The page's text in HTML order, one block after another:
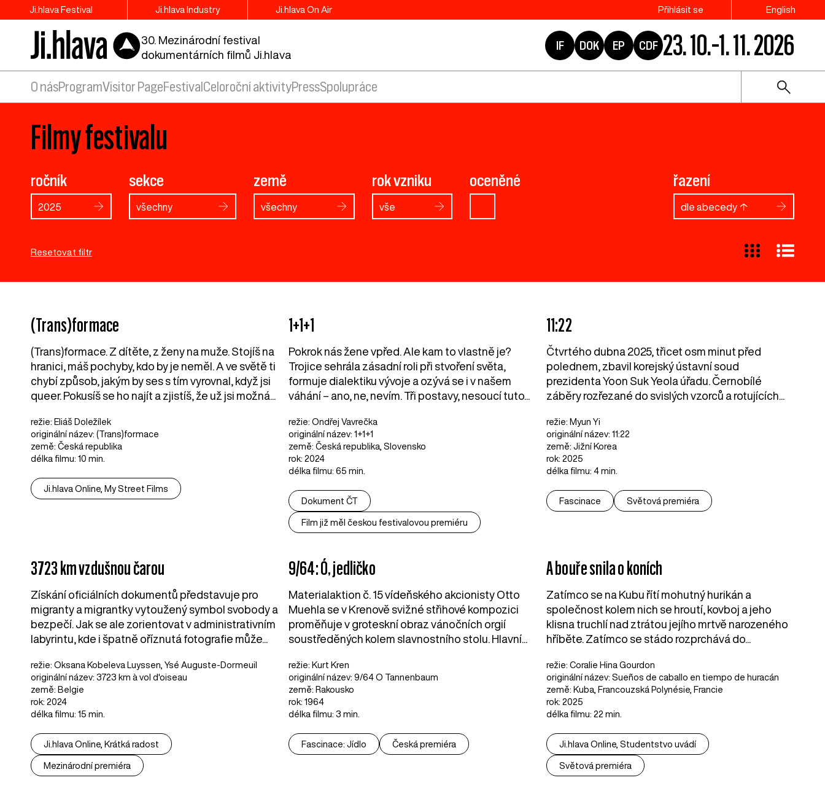
Ji.hlava Festival Ji.hlava Industry Ji.hlava On Air Přihlásit se English
30. Mezinárodní festival
dokumentárních filmů Ji.hlava
IF DOK EP CDF 23. 10.–1. 11. 2026
O násProgramVisitor PageFestival Celoroční aktivityPressSpolupráce
Filmy festivalu
ročník
2025
sekce
všechny
země
všechny
rok vzniku
vše
oceněné řazení
dle abecedy ↑
Resetovat filtr
(Trans)formace
(Trans)formace. Z dítěte, z ženy na muže. Stojíš na
hranici, máš pochyby, kdo by je neměl. A ve světě ti
chybí způsob, jakým by ses s tím vyrovnal, když jsi
queer. Pokusíš se ho najít a zjistíš, že už jsi možná...
režie: Eliáš Doležílek
originální název: (Trans)formace
země: Česká republika
délka filmu: 10 min.
Ji.hlava Online, My Street Films
1+1+1
Pokrok nás žene vpřed. Ale kam to vlastně je?
Trojice sehrála zásadní roli při stvoření světa,
formuje dialektiku vývoje a ozývá se i v našem
váhání – ano, ne, nevím. Tři postavy, nesoucí tuto...
režie: Ondřej Vavrečka
originální název: 1+1+1
země: Česká republika, Slovensko
rok: 2024
délka filmu: 65 min.
Dokument ČT
Film již měl českou festivalovou premiéru
11:22
Čtvrtého dubna 2025, třicet osm minut před
polednem, zbavil korejský ústavní soud
prezidenta Yoon Suk Yeola úřadu. Černobílé
záběry rozřezané do svislých vzorců a rotujících...
režie: Myun Yi
originální název: 11:22
země: Jižní Korea
rok: 2025
délka filmu: 4 min.
Fascinace Světová premiéra
3723 km vzdušnou čarou
Získání oficiálních dokumentů představuje pro
migranty a migrantky vytoužený symbol svobody a
bezpečí. Jak se ale zorientovat v administrativním
labyrintu, kde i špatně oříznutá fotografie může...
režie: Oksana Kobeleva Luyssen, Ysé Auguste-Dormeuil
originální název: 3723 km à vol d'oiseau
země: Belgie
rok: 2024
délka filmu: 15 min.
Ji.hlava Online, Krátká radost
Mezinárodní premiéra
9/64: Ó, jedličko
Materialaktion č. 15 vídeňského akcionisty Otto
Muehla se v Krenově svižné střihové kompozici
proměňuje v groteskní obraz vánočních orgií
soustředěných kolem slavnostního stolu. Hlavní...
režie: Kurt Kren
originální název: 9/64 O Tannenbaum
země: Rakousko
rok: 1964
délka filmu: 3 min.
Fascinace: Jídlo Česká premiéra
A bouře snila o koních
Zatímco se na Kubu řítí mohutný hurikán a
společnost kolem nich se hroutí, kovboj a jeho
klisna truchlí nad ztrátou jejího mrtvě narozeného
hříběte. Zatímco se stádo rozprchává do...
režie: Coralie Hina Gourdon
originální název: Sueños de caballo en tiempo de huracán
země: Kuba, Francouzská Polynésie, Francie
rok: 2025
délka filmu: 22 min.
Ji.hlava Online, Studentstvo uvádí
Světová premiéra